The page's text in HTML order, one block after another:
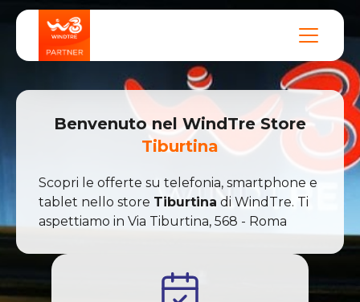
Benvenuto nel WindTre Store
Tiburtina
Scopri le offerte su telefonia, smartphone e
tablet nello store Tiburtina di WindTre. Ti
aspettiamo in Via Tiburtina, 568 - Roma